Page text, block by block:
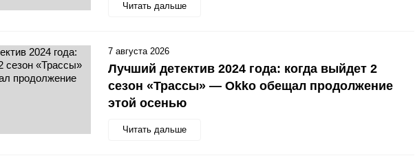
Читать дальше
Лучший детектив 2024 года: когда выйдет 2
сезон «Трассы» — Okko обещал продолжение
этой осенью
Читать дальше
7 августа 2026